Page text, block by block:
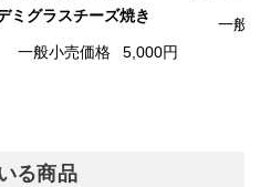
ミグラスチーズ焼き
一般小売価格 5,000円
一般
る商品